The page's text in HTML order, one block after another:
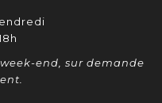
end, sur demande